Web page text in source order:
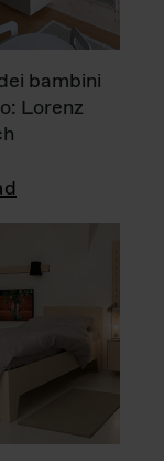
bambini
Lorenz